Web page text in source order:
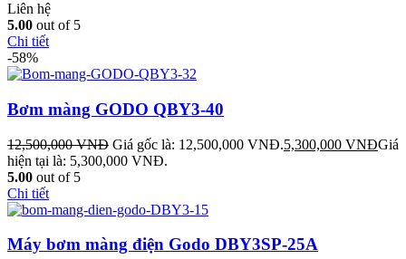
Liên hệ
5.00 out of 5
Chi tiết
-58%
Bơm màng GODO QBY3-40
12,500,000VNĐ Giá gốc là: 12,500,000 VNĐ.5,300,000 VNĐGiá
hiện tại là: 5,300,000 VNĐ.
5.00 out of 5
Chi tiết
Máy bơm màng điện Godo DBY3SP-25A